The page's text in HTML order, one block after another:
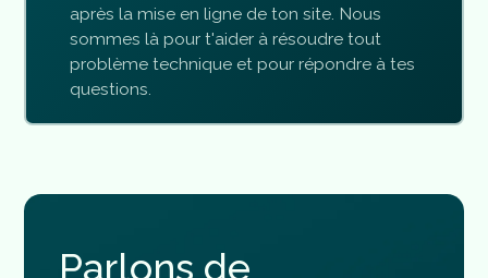
après la mise en ligne de ton site. Nous
sommes là pour t'aider à résoudre tout
problème technique et pour répondre à tes
questions.
Parlons de